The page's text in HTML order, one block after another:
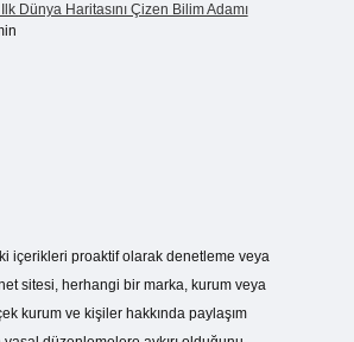
Dünya Haritasını Çizen Bilim Adamı
içerikleri proaktif olarak denetleme veya
sitesi, herhangi bir marka, kurum veya
kurum ve kişiler hakkında paylaşım